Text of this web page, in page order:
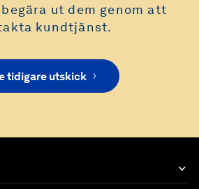
ut dem genom att
kundtjänst.
tidigare utskick